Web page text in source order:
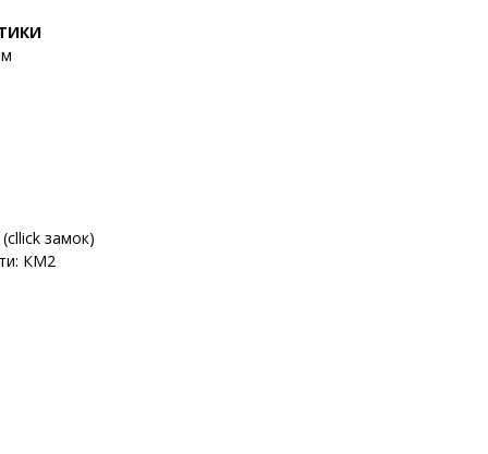
замок)
КМ2